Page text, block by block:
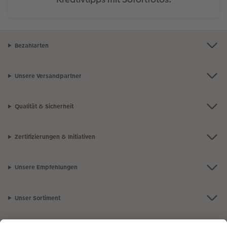
Bezahlarten
Unsere Versandpartner
Qualität & Sicherheit
Zertifizierungen & Initiativen
Unsere Empfehlungen
Unser Sortiment